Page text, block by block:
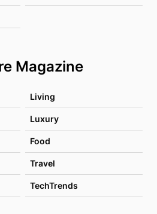
Magazine
Living
Luxury
Food
Travel
TechTrends